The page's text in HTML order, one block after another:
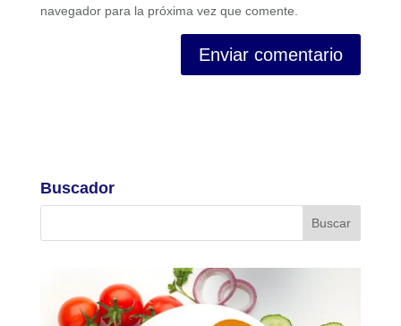
navegador para la próxima vez que comente.
Buscador